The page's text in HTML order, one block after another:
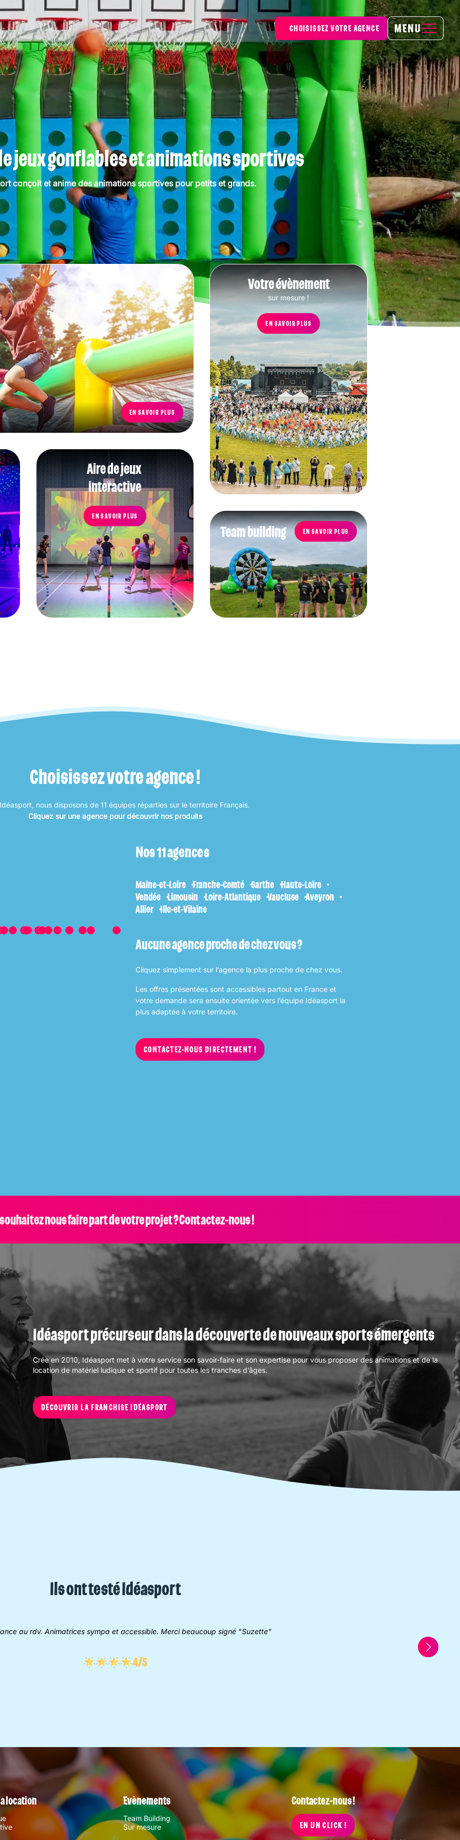
CHOISISSEZ VOTRE AGENCE MENU
jeux gonflables et animations sportives
conçoit et anime des animations sportives pour petits et grands.
EN SAVOIR PLUS
Votre évènement
sur mesure !
EN SAVOIR PLUS
Aire de jeux
interactive
EN SAVOIR PLUS
Team building EN SAVOIR PLUS
Choisissez votre agence !
nous disposons de 11 équipes réparties sur le territoire Français.
Cliquez sur une agence pour découvrir nos produits
Nos 11 agences
Maine-et-Loire Franche-Comté Sarthe Haute-Loire
Vendée Limousin Loire-Atlantique Vaucluse Aveyron
Allier Ille-et-Vilaine
Aucune agence proche de chez vous ?
Cliquez simplement sur l’agence la plus proche de chez vous.
Les offres présentées sont accessibles partout en France et
votre demande sera ensuite orientée vers l’équipe Idéasport la
plus adaptée à votre territoire.
CONTACTEZ-NOUS DIRECTEMENT !
nous faire part de votre projet ? Contactez-nous !
Idéasport précurseur dans la découverte de nouveaux sports émergents
Crée en 2010, Idéasport met à votre service son savoir-faire et son expertise pour vous proposer des animations et de la
location de matériel ludique et sportif pour toutes les tranches d’âges.
DÉCOUVRIR LA FRANCHISE IDÉASPORT
Ils ont testé Idéasport
au rdv. Animatrices sympa et accessible. Merci beaucoup signé "Suzette"
4/5
location Evènements
Team Building
Sur mesure
Contactez-nous !
EN UN CLICK !